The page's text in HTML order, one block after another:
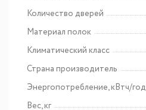
Количество дверей
Материал полок
Климатический класс
Страна производитель
Энергопотребление, кВтч/год
Вес, кг